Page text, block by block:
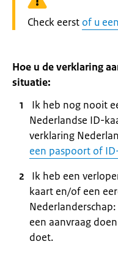
Waarschuwing:
Check eerst of u
Hoe u de verklaring
situatie:
Ik heb nog nooit
Nederlandse ID-
verklaring
een paspoort of
Ik heb een
kaart en/of een
een aanvraag
doet.